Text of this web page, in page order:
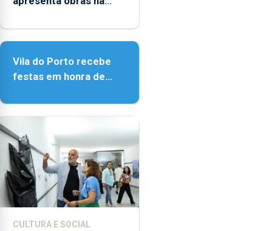
as
18h00.
Porto
Vila do Porto recebe
festas em honra de
Assunção
CULTURA E SOCIAL